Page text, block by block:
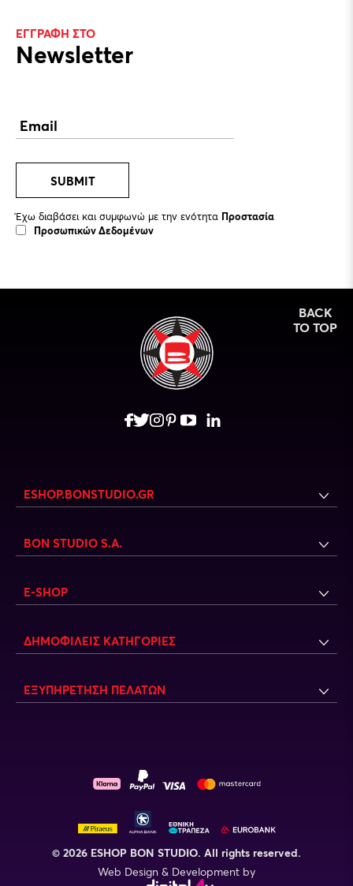
ΕΓΓΡΑΦΗ ΣΤΟ
Newsletter
SUBMIT
Έχω διαβάσει και συμφωνώ με την ενότητα Προστασία
Προσωπικών Δεδομένων
BACK
TO TOP
ESHOP.BONSTUDIO.GR
BON STUDIO S.A.
E-SHOP
ΔΗΜΟΦΙΛΕΙΣ ΚΑΤΗΓΟΡΙΕΣ
ΕΞΥΠΗΡΕΤΗΣΗ ΠΕΛΑΤΩΝ
© 2026 ESHOP BON STUDIO. All rights reserved.
Web Design & Development by